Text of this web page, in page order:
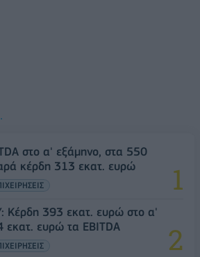
στο α' εξάμηνο, στα 550
κέρδη 313 εκατ. ευρώ
Κέρδη 393 εκατ. ευρώ στο α'
εκατ. ευρώ τα EBITDA